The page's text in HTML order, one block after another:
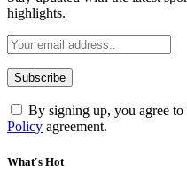
highlights.
By signing up, you agree
Policy agreement.
What's Hot